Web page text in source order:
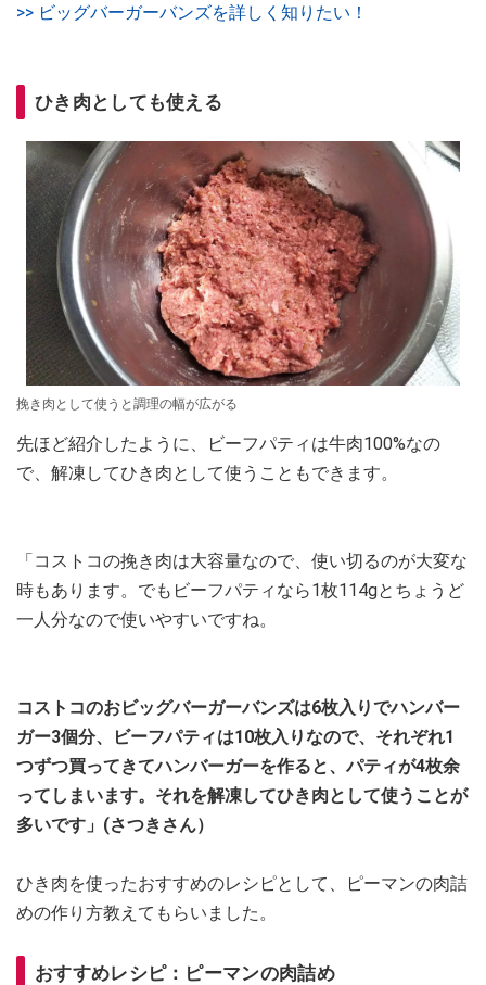
>> ビッグバーガーバンズを詳しく知りたい！
ひき肉としても使える
挽き肉として使うと調理の幅が広がる
先ほど紹介したように、ビーフパティは牛肉100%なの
で、解凍してひき肉として使うこともできます。
「コストコの挽き肉は大容量なので、使い切るのが大変な
時もあります。でもビーフパティなら1枚114gとちょうど
一人分なので使いやすいですね。
コストコのおビッグバーガーバンズは6枚入りでハンバー
ガー3個分、ビーフパティは10枚入りなので、それぞれ1
つずつ買ってきてハンバーガーを作ると、パティが4枚余
ってしまいます。それを解凍してひき肉として使うことが
多いです」(さつきさん）
ひき肉を使ったおすすめのレシピとして、ピーマンの肉詰
めの作り方教えてもらいました。
おすすめレシピ：ピーマンの肉詰め